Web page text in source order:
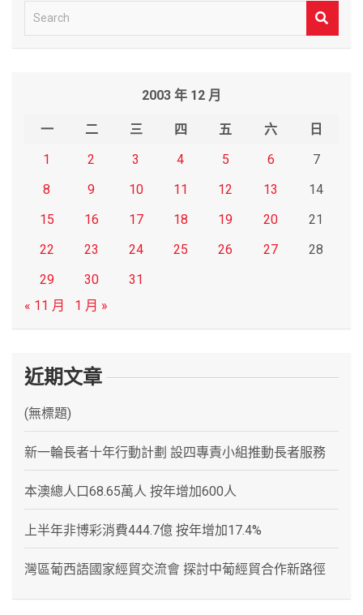
e
2003 年 12 月
一 二 三 四 五 六
日
1
2 3 4 5 6
7
8
9 10 11 12 13
14
15
16 17 18 19 20
21
22
23 24 25 26 27
28
29
30
31
« 11 月
1 月 »
近期文章
(無標題)
新一輪長者十年行動計劃 設四專責小組推動長者服務
本澳總人口68.65萬人 按年增加600人
上半年非博彩消費444.7億 按年增加17.4%
灣區葡西語國家經貿交流會 探討中葡經貿合作新路徑